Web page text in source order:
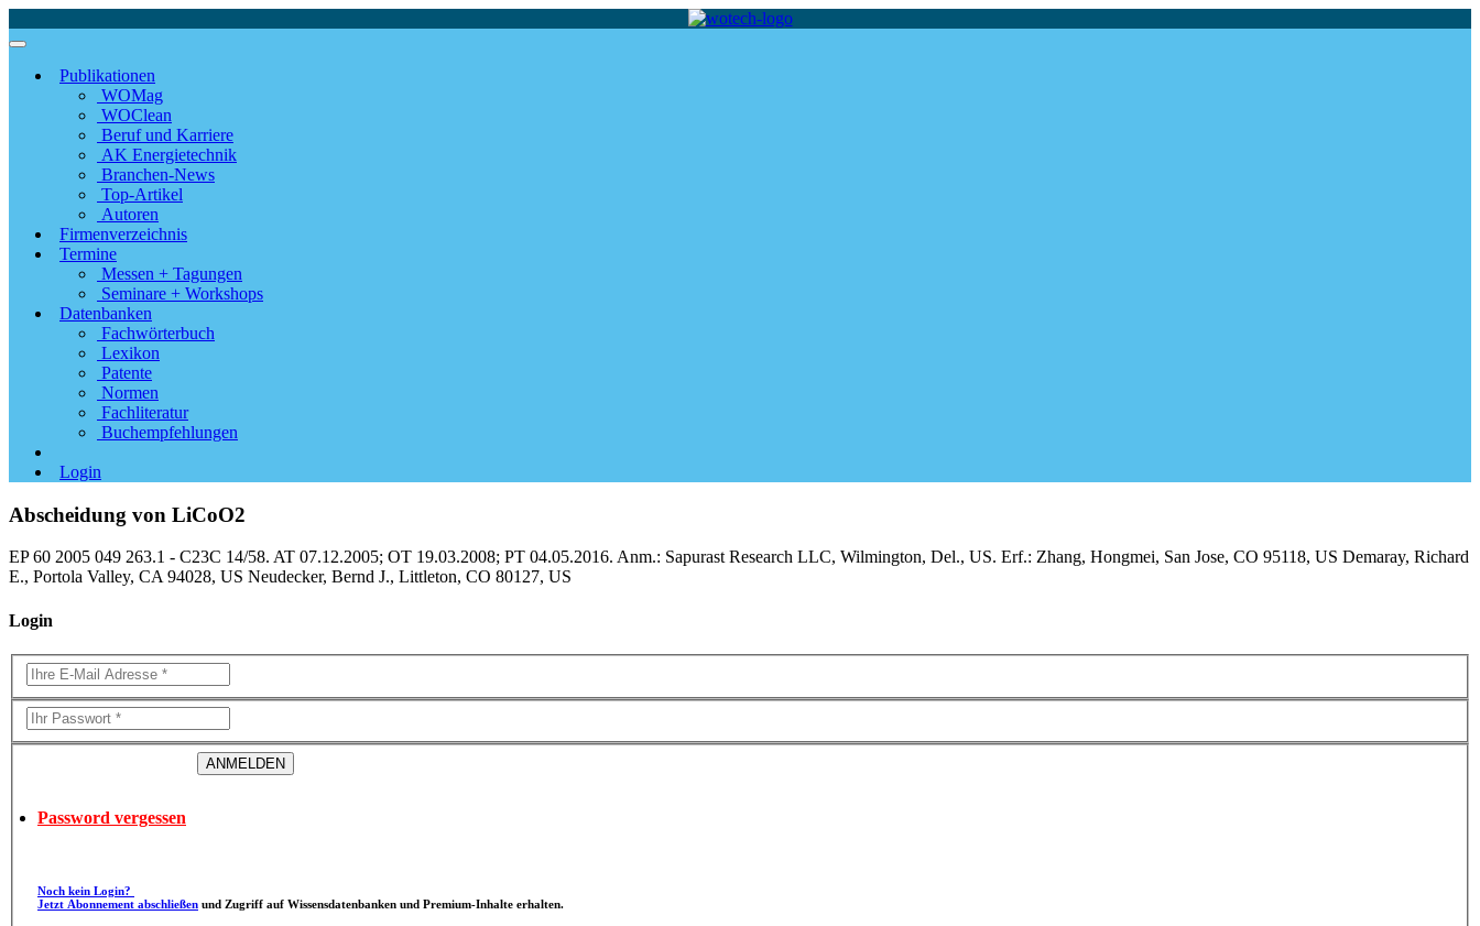
Publikationen
WOMag
WOClean
Beruf und Karriere
AK Energietechnik
Branchen-News
Top-Artikel
Autoren
Firmenverzeichnis
Termine
Messen + Tagungen
Seminare + Workshops
Datenbanken
Fachwörterbuch
Lexikon
Patente
Normen
Fachliteratur
Buchempfehlungen
Login
Abscheidung von LiCoO2
EP 60 2005 049 263.1 - C23C 14/58. AT 07.12.2005; OT 19.03.2008; PT 04.05.2016. Anm.: Sapurast Research LLC, Wilmington, Del., US. Erf.: Zhang, Hongmei, San Jose, CO 95118, US Demaray, Richard
E., Portola Valley, CA 94028, US Neudecker, Bernd J., Littleton, CO 80127, US
Login
Password vergessen
Noch kein Login?
Jetzt Abonnement abschließen und Zugriff auf Wissensdatenbanken und Premium-Inhalte erhalten.